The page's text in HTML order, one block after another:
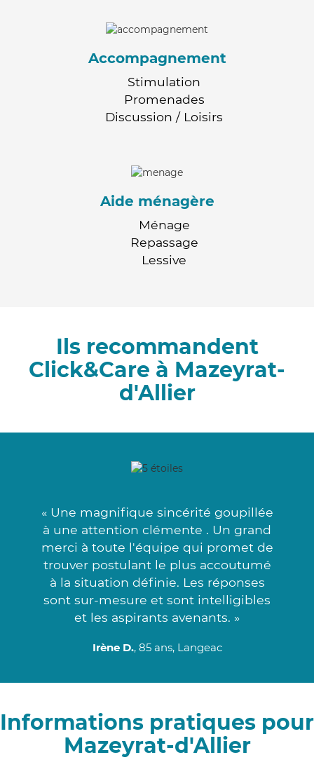
Accompagnement
Stimulation
Promenades
Discussion / Loisirs
Aide ménagère
Ménage
Repassage
Lessive
Ils recommandent
Click&Care à Mazeyrat-
d'Allier
« Une magnifique sincérité goupillée
à une attention clémente . Un grand
merci à toute l'équipe qui promet de
trouver postulant le plus accoutumé
à la situation définie. Les réponses
sont sur-mesure et sont intelligibles
et les aspirants avenants. »
Irène D., 85 ans, Langeac
Informations pratiques pour
Mazeyrat-d'Allier